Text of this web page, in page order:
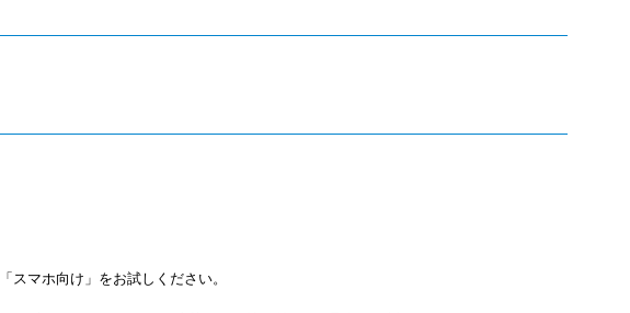
スマホ向け」をお試しください。